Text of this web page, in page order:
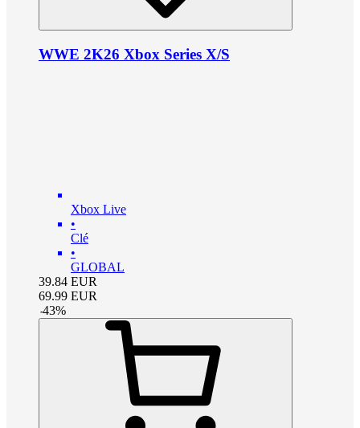
WWE 2K26 Xbox Series X/S
Xbox Live
•
Clé
•
GLOBAL
39.84 EUR
69.99 EUR
-43%